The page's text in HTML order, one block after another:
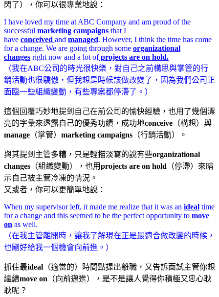
閃了），你可以很專業地說：
I have loved my time at ABC Company and am proud of the
successful marketing campaigns that I
have conceived and managed. However, I think the time has come
for a change. We are going through some organizational
changes right now and a lot ofprojects are on hold.
（我在ABC公司的時光很快樂，對自己之前構思與掌管的行
銷活動也很驕傲，但我想是時候該做改變了，因為我們公司正
面臨一些組織變動，有些專案都停滯了。）
這個回覆巧妙地提到自己在前公司的愉快經驗，也用了幾個漂
亮的字彙來透露自己的優秀功績，成功地conceive （構想）與
manage （掌管） marketing campaigns （行銷活動）。
與其提到主管多糟，只是輕描淡寫的說有些organizational
changes （組織變動），也用projects are on hold （停滯）來暗
示自己被主管冷凍的情況。
又或者，你可以更簡單地說：
When my supervisor left, it made me realize that it was an ideal time
for a change and this seemed to be the perfect opportunity to move
on as well.
（在我主管離開時，讓我了解現在正是最適合做改變的時候，
也剛好給我一個機會向前進。）
抓住最ideal （適當的）時間點提出離職，又告訴面試主管你想
繼續move on （向前邁進），是不是讓人覺得你積極又忠心耿
耿呢？